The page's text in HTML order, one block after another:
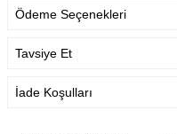
Teslimat Bilgisi
Ödeme Seçenekleri
Tavsiye Et
İade Koşulları